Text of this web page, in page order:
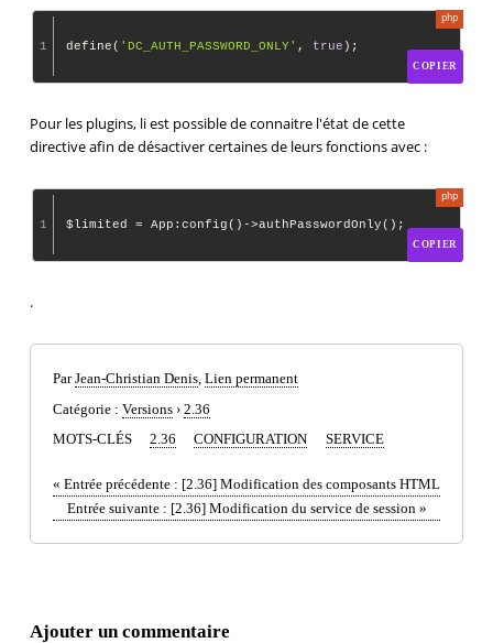
1 define( 'DC_AUTH_PASSWORD_ONLY' , true
COPIER
Pour les plugins, li est possible de connaitre l'état de cette
directive afin de désactiver certaines de leurs fonctions avec :
1
COPIER
.
ParJean-Christian Denis, Lien permanent
Catégorie : Versions› 2.36
MOTS-CLÉS
2.36 CONFIGURATION SERVICE
« Entrée précédente : [2.36] Modification des composants HTML
Entrée suivante : [2.36] Modification du service de session»
Ajouter un commentaire